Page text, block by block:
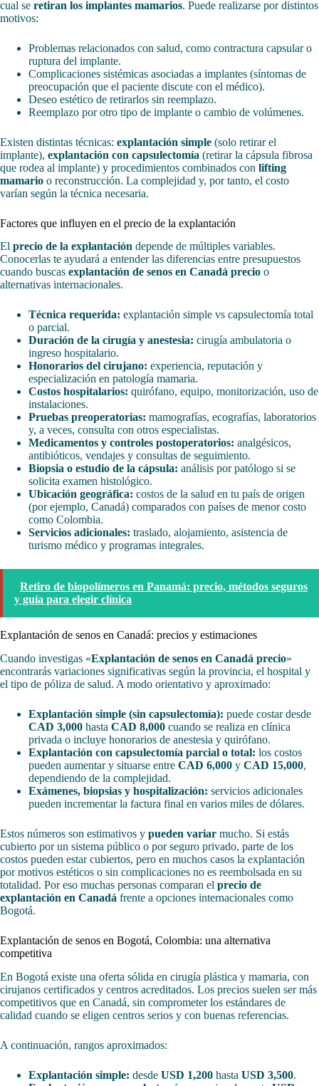
cual se retiran los implantes mamarios. Puede realizarse por distintos
motivos:
Problemas relacionados con salud, como contractura capsular o
ruptura del implante.
Complicaciones sistémicas asociadas a implantes (síntomas de
preocupación que el paciente discute con el médico).
Deseo estético de retirarlos sin reemplazo.
Reemplazo por otro tipo de implante o cambio de volúmenes.
Existen distintas técnicas: explantación simple (solo retirar el
implante), explantación con capsulectomía (retirar la cápsula fibrosa
que rodea al implante) y procedimientos combinados con lifting
mamario o reconstrucción. La complejidad y, por tanto, el costo
varían según la técnica necesaria.
Factores que influyen en el precio de la explantación
El precio de la explantación depende de múltiples variables.
Conocerlas te ayudará a entender las diferencias entre presupuestos
cuando buscas explantación de senos en Canadá precio o
alternativas internacionales.
Técnica requerida: explantación simple vs capsulectomía total
o parcial.
Duración de la cirugía y anestesia: cirugía ambulatoria o
ingreso hospitalario.
Honorarios del cirujano: experiencia, reputación y
especialización en patología mamaria.
Costos hospitalarios: quirófano, equipo, monitorización, uso de
instalaciones.
Pruebas preoperatorias: mamografías, ecografías, laboratorios
y, a veces, consulta con otros especialistas.
Medicamentos y controles postoperatorios: analgésicos,
antibióticos, vendajes y consultas de seguimiento.
Biopsia o estudio de la cápsula: análisis por patólogo si se
solicita examen histológico.
Ubicación geográfica: costos de la salud en tu país de origen
(por ejemplo, Canadá) comparados con países de menor costo
como Colombia.
Servicios adicionales: traslado, alojamiento, asistencia de
turismo médico y programas integrales.
Retiro de biopolímeros en Panamá: precio, métodos seguros
y guía para elegir clínica
Explantación de senos en Canadá: precios y estimaciones
Cuando investigas «Explantación de senos en Canadá precio»
encontrarás variaciones significativas según la provincia, el hospital y
el tipo de póliza de salud. A modo orientativo y aproximado:
Explantación simple (sin capsulectomía): puede costar desde
CAD 3,000 hasta CAD 8,000 cuando se realiza en clínica
privada o incluye honorarios de anestesia y quirófano.
Explantación con capsulectomía parcial o total: los costos
pueden aumentar y situarse entre CAD 6,000 y CAD 15,000,
dependiendo de la complejidad.
Exámenes, biopsias y hospitalización: servicios adicionales
pueden incrementar la factura final en varios miles de dólares.
Estos números son estimativos y pueden variar mucho. Si estás
cubierto por un sistema público o por seguro privado, parte de los
costos pueden estar cubiertos, pero en muchos casos la explantación
por motivos estéticos o sin complicaciones no es reembolsada en su
totalidad. Por eso muchas personas comparan el precio de
explantación en Canadá frente a opciones internacionales como
Bogotá.
Explantación de senos en Bogotá, Colombia: una alternativa
competitiva
En Bogotá existe una oferta sólida en cirugía plástica y mamaria, con
cirujanos certificados y centros acreditados. Los precios suelen ser más
competitivos que en Canadá, sin comprometer los estándares de
calidad cuando se eligen centros serios y con buenas referencias.
A continuación, rangos aproximados:
Explantación simple: desde USD 1,200 hasta USD 3,500.